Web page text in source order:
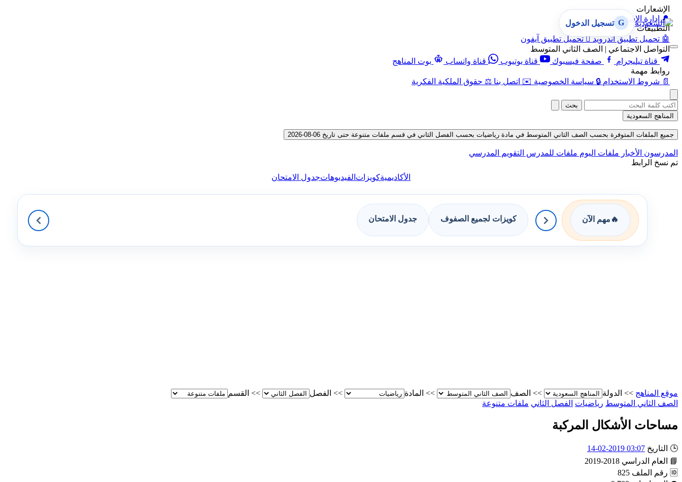
الإشعارات
🔔 إدارة الإشعارات
التطبيقات
🤖 تحميل تطبيق أندرويد  تحميل تطبيق آيفون
التواصل الاجتماعي | الصف الثاني المتوسط
قناة تيليجرام
صفحة فيسبوك قناة يوتيوب قناة واتساب
بوت المناهج
روابط مهمة
📄 شروط الاستخدام 🔒 سياسة الخصوصية ✉️ اتصل بنا ⚖️ حقوق الملكية الفكرية
G تسجيل الدخول
بحث
المناهج السعودية
جميع الملفات المتوفرة بحسب الصف الثاني المتوسط في مادة رياضيات بحسب الفصل الثاني في قسم ملفات متنوعة حتى تاريخ 06-08-2026
المدرسون الأخبار ملفات اليوم ملفات للمدرس التقويم المدرسي
تم نسخ الرابط
الأكاديميةكويزات الفيديوهاتجدول الامتحان
🔥 مهم الآن كويزات لجميع الصفوف جدول الامتحان
موقع المناهج >> الدولة >> الصف >> المادة >> الفصل >> القسم
الصف الثاني المتوسط رياضيات الفصل الثاني ملفات متنوعة
مساحات الأشكال المركبة
🕒 التاريخ 03:07 2019-02-14
📘
العام الدراسي 2018-2019
🆔 رقم الملف 825